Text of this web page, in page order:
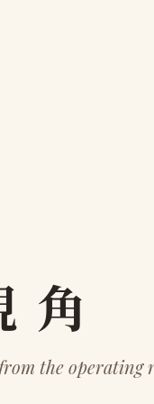
角
the operating